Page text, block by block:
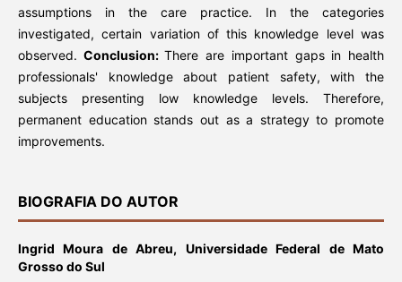
assumptions in the care practice. In the categories
investigated, certain variation of this knowledge level was
observed. Conclusion:There are important gaps in health
professionals' knowledge about patient safety, with the
subjects presenting low knowledge levels. Therefore,
permanent education stands out as a strategy to promote
improvements.
BIOGRAFIA DO AUTOR
Ingrid Moura de Abreu, Universidade Federal de Mato
Grosso do Sul